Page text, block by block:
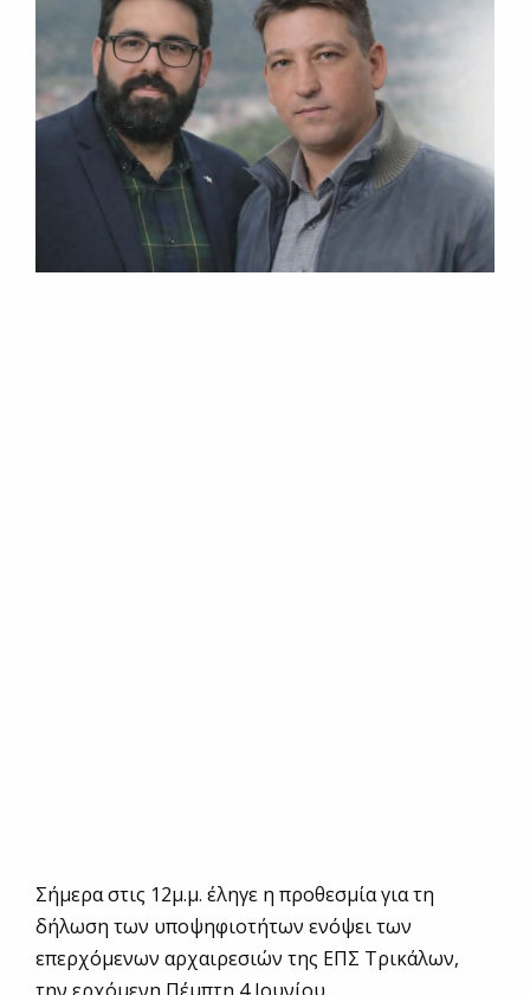
Σήμερα στις 12μ.μ. έληγε η προθεσμία για τη
δήλωση των υποψηφιοτήτων ενόψει των
επερχόμενων αρχαιρεσιών της ΕΠΣ Τρικάλων,
την ερχόμενη Πέμπτη 4 Ιουνίου.